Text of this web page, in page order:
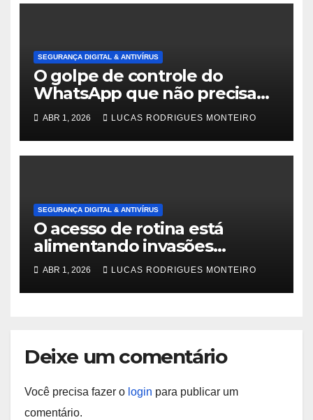
SEGURANÇA DIGITAL & ANTIVÍRUS
O golpe de controle do
WhatsApp que não precisa
de sua senha
ABR 1, 2026 LUCAS RODRIGUES MONTEIRO
SEGURANÇA DIGITAL & ANTIVÍRUS
O acesso de rotina está
alimentando invasões
modernas, revela um novo
relatório de ameaças
ABR 1, 2026 LUCAS RODRIGUES MONTEIRO
Deixe um comentário
Você precisa fazer o login para publicar um
comentário.